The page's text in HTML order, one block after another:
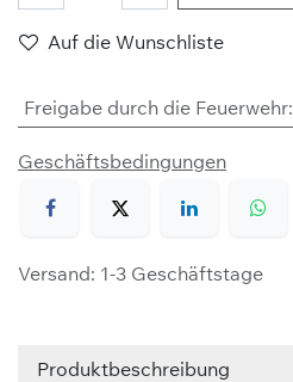
Auf die Wunschliste
Freigabe durch die Feuerwehr:
Geschäftsbedingungen
Versand: 1-3 Geschäftstage
Produktbeschreibung